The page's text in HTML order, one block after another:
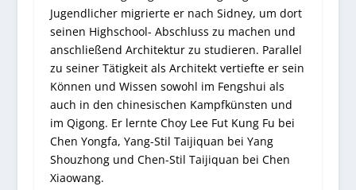
Jugendlicher migrierte er nach Sidney, um dort
seinen Highschool- Abschluss zu machen und
anschließend Architektur zu studieren. Parallel
zu seiner Tätigkeit als Architekt vertiefte er sein
Können und Wissen sowohl im Fengshui als
auch in den chinesischen Kampfkünsten und
im Qigong. Er lernte Choy Lee Fut Kung Fu bei
Chen Yongfa, Yang-Stil Taijiquan bei Yang
Shouzhong und Chen-Stil Taijiquan bei Chen
Xiaowang.